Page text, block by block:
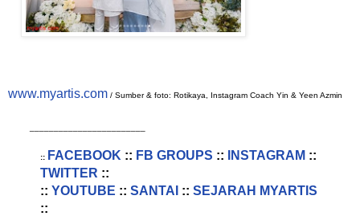
www.myartis.com / Sumber & foto: Rotikaya, Instagram Coach Yin & Yeen Azmin
:: FACEBOOK :: FB GROUPS :: INSTAGRAM ::
TWITTER ::
:: YOUTUBE :: SANTAI :: SEJARAH MYARTIS
::